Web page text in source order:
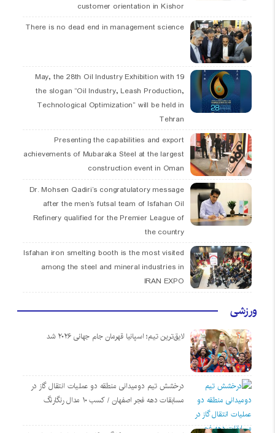
customer orientation in Kishor
There is no dead end in management science
19 May, the 28th Oil Industry Exhibition with
the slogan “Oil Industry, Leash Production,
Technological Optimization” will be held in
Tehran
Presenting the capabilities and export
achievements of Mubaraka Steel at the largest
construction event in Oman
Dr. Mohsen Qadiri’s congratulatory message
after the men’s futsal team of Isfahan Oil
Refinery qualified for the Premier League of
the country
Isfahan iron smelting booth is the most visited
among the steel and mineral industries in
IRAN EXPO
ورزشی
لایق‌ترین تیم؛ اسپانیا قهرمان جام جهانی ۲۰۲۶ شد
درخشش تیم دومیدانی منطقه دو عملیات انتقال گاز در
مسابقات دهه فجر اصفهان / کسب ۱۰ مدال رنگارنگ